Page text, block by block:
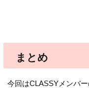
まとめ
今回はCLASSYメンバ